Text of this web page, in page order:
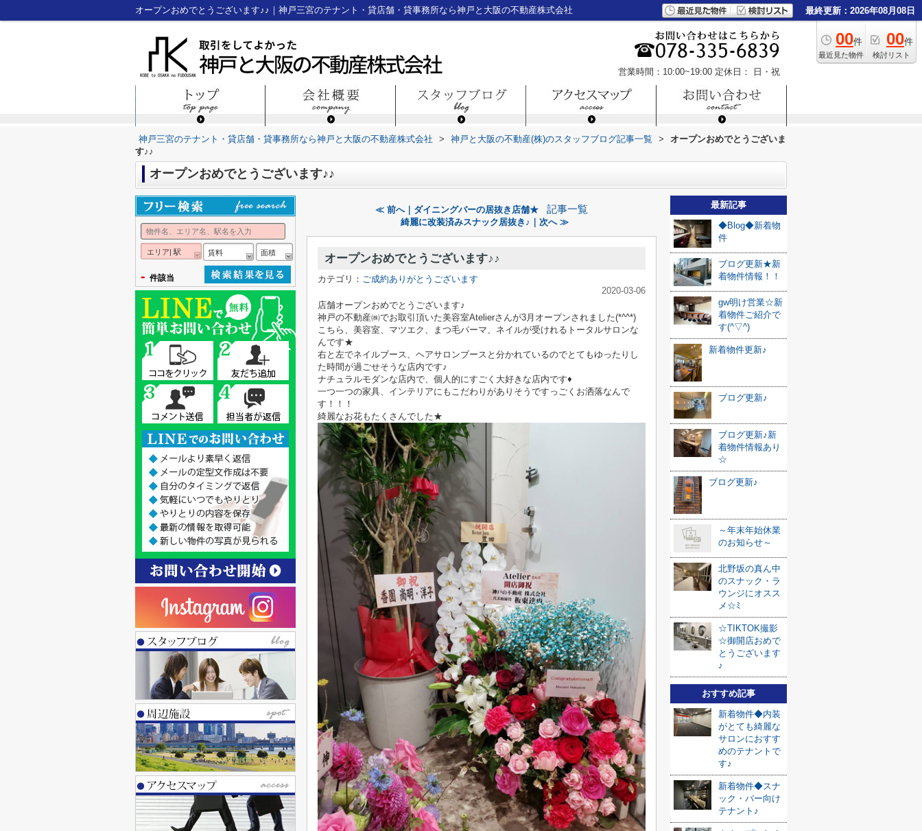
オープンおめでとうございます♪♪｜神戸三宮のテナント・貸店舗・貸事務所なら神戸と大阪の不動産株式会社 最終更新：2026年08月08日
00件
最近見た物件
00件
検討リスト
営業時間：10:00~19:00 定休日： 日・祝
神戸三宮のテナント・貸店舗・貸事務所なら神戸と大阪の不動産株式会社 > 神戸と大阪の不動産(株)のスタッフブログ記事一覧 >
オープンおめでとうございま
す♪♪
オープンおめでとうございます♪♪
≪ 前へ｜ダイニングバーの居抜き店舗★ 記事一覧
綺麗に改装済みスナック居抜き♪｜次へ ≫
オープンおめでとうございます♪♪
カテゴリ： ご成約ありがとうございます
2020-03-06
店舗オープンおめでとうございます♪
神戸の不動産㈱でお取引頂いた美容室Atelierさんが3月オープンされました(*^^*)
こちら、美容室、マツエク、まつ毛パーマ、ネイルが受けれるトータルサロンな
んです★
右と左でネイルブース、ヘアサロンブースと分かれているのでとてもゆったりし
た時間が過ごせそうな店内です♪
ナチュラルモダンな店内で、個人的にすごく大好きな店内です♦
一つ一つの家具、インテリアにもこだわりがありそうですっごくお洒落なんで
す！！！
綺麗なお花もたくさんでした★
最新記事
◆Blog◆新着物
件
ブログ更新★新
着物件情報！！
gw明け営業☆新
着物件ご紹介で
す(^▽^)
新着物件更新♪
ブログ更新♪
ブログ更新♪新
着物件情報あり
☆
ブログ更新♪
～年末年始休業
のお知らせ～
北野坂の真ん中
のスナック・ラ
ウンジにオスス
メ☆ﾐ
☆TIKTOK撮影
☆御開店おめで
とうございます
♪
おすすめ記事
新着物件◆内装
がとても綺麗な
サロンにおすす
めのテナントで
す♪
新着物件◆スナ
ック・バー向け
テナント♪
エリア| 駅 賃料 面積
- 件該当